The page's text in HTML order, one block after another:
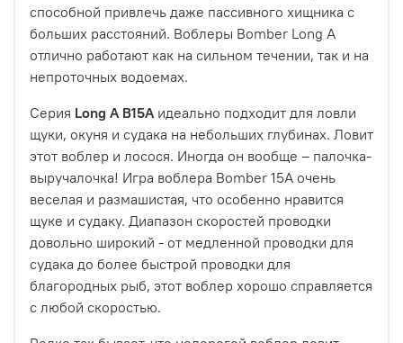
способной привлечь даже пассивного хищника с
больших расстояний. Воблеры Bomber Long A
отлично работают как на сильном течении, так и на
непроточных водоемах.
Серия Long A B15A идеально подходит для ловли
щуки, окуня и судака на небольших глубинах. Ловит
этот воблер и лосося. Иногда он вообще – палочка-
выручалочка! Игра воблера Bomber 15A очень
веселая и размашистая, что особенно нравится
щуке и судаку. Диапазон скоростей проводки
довольно широкий - от медленной проводки для
судака до более быстрой проводки для
благородных рыб, этот воблер хорошо справляется
с любой скоростью.